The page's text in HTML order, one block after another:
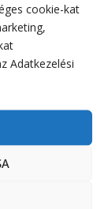
cookie-kat
Adatkezelési
is
bele
.
P2, amire